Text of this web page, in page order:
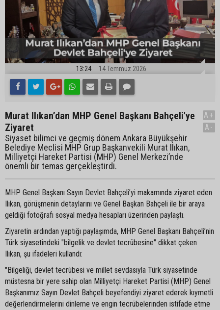
13:24 14 Temmuz 2026
Murat Ilıkan’dan MHP Genel Başkanı Bahçeli'ye
Ziyaret
Siyaset bilimci ve geçmiş dönem Ankara Büyükşehir
Belediye Meclisi MHP Grup Başkanvekili Murat Ilıkan,
Milliyetçi Hareket Partisi (MHP) Genel Merkezi’nde
önemli bir temas gerçekleştirdi.
A+
A-
MHP Genel Başkanı Sayın Devlet Bahçeli’yi makamında ziyaret eden
Ilıkan, görüşmenin detaylarını ve Genel Başkan Bahçeli ile bir araya
geldiği fotoğrafı sosyal medya hesapları üzerinden paylaştı.
Ziyaretin ardından yaptığı paylaşımda, MHP Genel Başkanı Bahçeli’nin
Türk siyasetindeki "bilgelik ve devlet tecrübesine" dikkat çeken
Ilıkan, şu ifadeleri kullandı:
"Bilgeliği, devlet tecrübesi ve millet sevdasıyla Türk siyasetinde
müstesna bir yere sahip olan Milliyetçi Hareket Partisi (MHP) Genel
Başkanımız Sayın Devlet Bahçeli beyefendiyi ziyaret ederek kıymetli
değerlendirmelerini dinleme ve engin tecrübelerinden istifade etme